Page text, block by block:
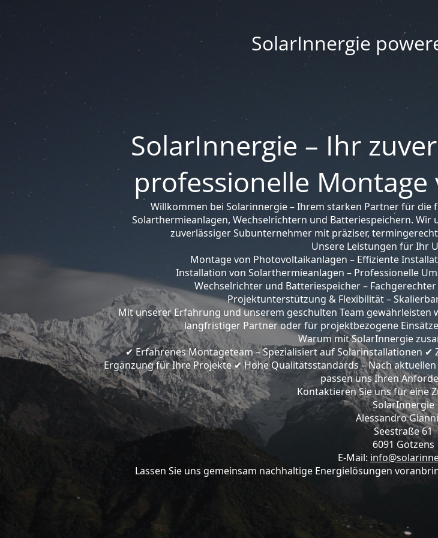
SolarInnergie
SolarInnergie – Ihr
professionelle Montage
Willkommen bei Solarinnergie – Ihrem starken Partner für
Solarthermieanlagen, Wechselrichtern und Batteriespeichern.
zuverlässiger Subunternehmer mit präziser,
Unsere Leistungen für Ihr
Montage von Photovoltaikanlagen – Effiziente
Installation von Solarthermieanlagen – Professionelle
Wechselrichter und Batteriespeicher –
Projektunterstützung & Flexibilität –
Mit unserer Erfahrung und unserem geschulten Team
langfristiger Partner oder für projektbezogene
Warum mit SolarInnergie
✔ Erfahrenes Montageteam – Spezialisiert auf Solarinstallationen ✔
Ergänzung für Ihre Projekte✔Hohe Qualitätsstandards – Nach
passen uns Ihren
Kontaktieren Sie uns für eine
SolarInnergie
Alessandro
Seestraße 61
6091 Götzens
E-Mail:
Lassen Sie uns gemeinsam nachhaltige Energielösungen